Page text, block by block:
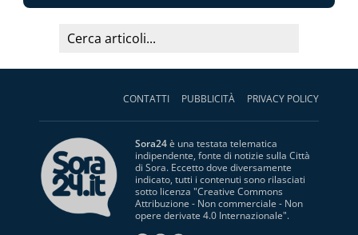
CONTATTI PUBBLICITÀ PRIVACY POLICY
Sora24è una testata telematica
indipendente, fonte di notizie sulla Città
di Sora. Eccetto dove diversamente
indicato, tutti i contenuti sono rilasciati
sotto licenza "Creative Commons
Attribuzione - Non commerciale - Non
opere derivate 4.0 Internazionale".